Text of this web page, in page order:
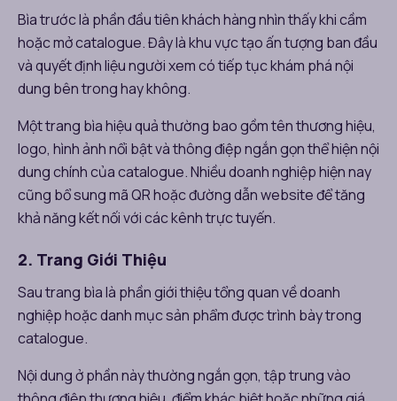
Bìa trước là phần đầu tiên khách hàng nhìn thấy khi cầm
hoặc mở catalogue. Đây là khu vực tạo ấn tượng ban đầu
và quyết định liệu người xem có tiếp tục khám phá nội
dung bên trong hay không.
Một trang bìa hiệu quả thường bao gồm tên thương hiệu,
logo, hình ảnh nổi bật và thông điệp ngắn gọn thể hiện nội
dung chính của catalogue. Nhiều doanh nghiệp hiện nay
cũng bổ sung mã QR hoặc đường dẫn website để tăng
khả năng kết nối với các kênh trực tuyến.
2. Trang Giới Thiệu
Sau trang bìa là phần giới thiệu tổng quan về doanh
nghiệp hoặc danh mục sản phẩm được trình bày trong
catalogue.
Nội dung ở phần này thường ngắn gọn, tập trung vào